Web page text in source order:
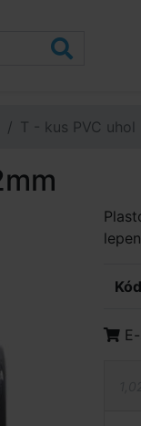
T - kus PVC